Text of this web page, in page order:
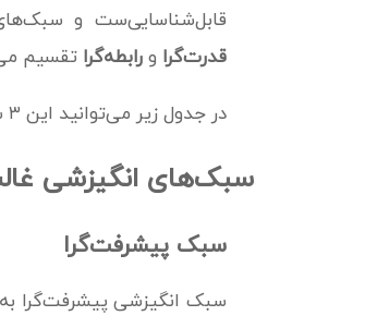
قابل‌شناسایی‌ست و سبک‌های
قدرت‌گرا و رابطه‌گرا تقسیم
در جدول زیر می‌توانید این ۳ سبک را به همراه توضیحاتشان مشاهده کنید:
سبک‌های انگیزشی
سبک پیشرفت‌گرا
سبک انگیزشی پیشرفت‌گرا